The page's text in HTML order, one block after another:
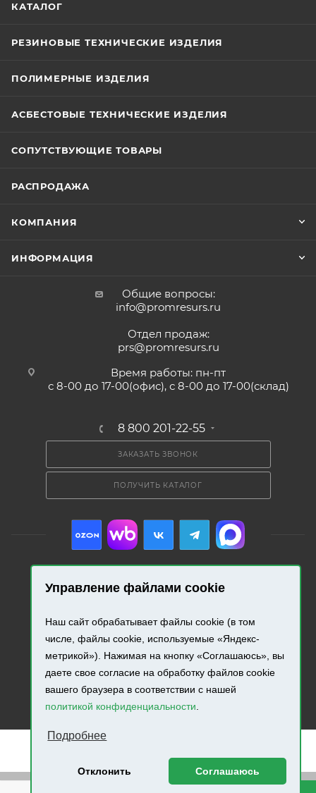
Управление файлами cookie
Наш сайт обрабатывает файлы cookie (в том
числе, файлы cookie, используемые «Яндекс-
метрикой»). Нажимая на кнопку «Соглашаюсь», вы
даете свое согласие на обработку файлов cookie
вашего браузера в соответствии с нашей
политикой конфиденциальности.
Подробнее
Отклонить Соглашаюсь
Внимание! Минимальная сумма заказа составляет 500
КАТАЛОГ
РЕЗИНОВЫЕ ТЕХНИЧЕСКИЕ ИЗДЕЛИЯ
ПОЛИМЕРНЫЕ ИЗДЕЛИЯ
АСБЕСТОВЫЕ ТЕХНИЧЕСКИЕ ИЗДЕЛИЯ
СОПУТСТВУЮЩИЕ ТОВАРЫ
РАСПРОДАЖА
КОМПАНИЯ
ИНФОРМАЦИЯ
Общие вопросы:
info@promresurs.ru
Отдел продаж:
prs@promresurs.ru
Время работы: пн-пт
с 8-00 до 17-00(офис), с 8-00 до 17-00(склад)
8 800 201-22-55
ЗАКАЗАТЬ ЗВОНОК
ПОЛУЧИТЬ КАТАЛОГ
2026 © «Промресурс». Все права защищены.
Разработка и продвижение сайта.